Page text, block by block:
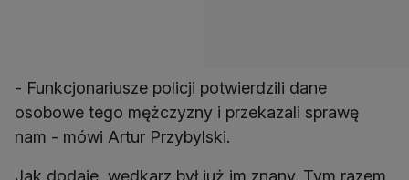
- Funkcjonariusze policji potwierdzili dane
osobowe tego mężczyzny i przekazali sprawę
nam - mówi Artur Przybylski.
Jak dodaje, wędkarz był już im znany. Tym razem